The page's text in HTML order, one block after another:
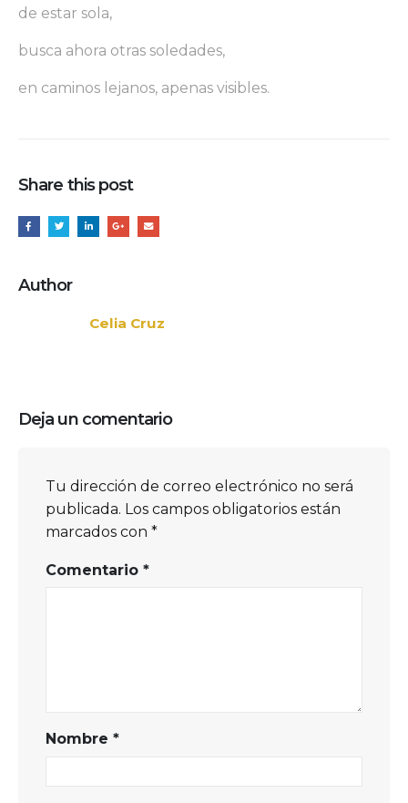
de estar sola,
busca ahora otras soledades,
en caminos lejanos, apenas visibles.
Share this post
Author
Celia Cruz
Deja un comentario
Tu dirección de correo electrónico no será
publicada. Los campos obligatorios están
marcados con *
Comentario *
Nombre *